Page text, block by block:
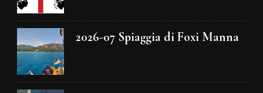
2026-07 Spiaggia di Foxi Manna